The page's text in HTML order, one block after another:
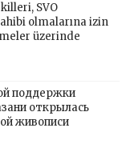
SVO
olmalarına izin
üzerinde
поддержки
открылась
живописи